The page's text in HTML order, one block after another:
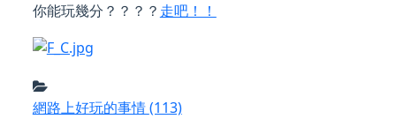
你能玩幾分？？？？ 走吧！！
網路上好玩的事情(113)